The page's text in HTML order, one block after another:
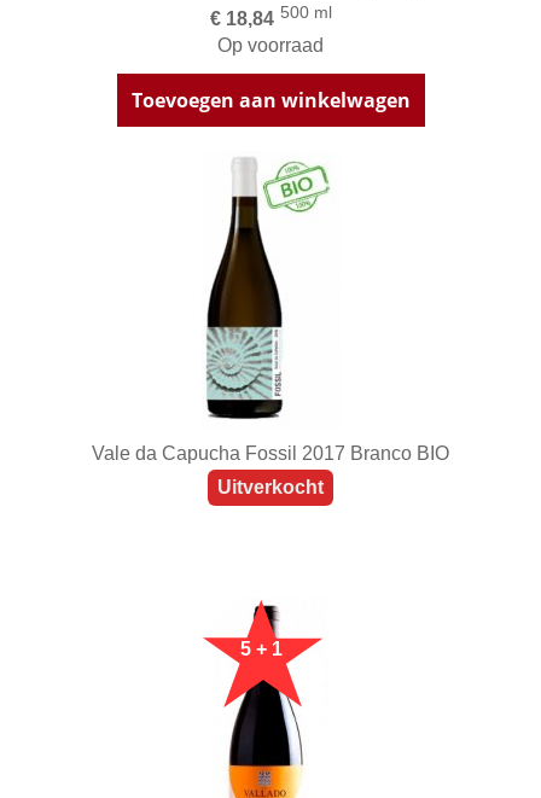
€ 18,84 500 ml
Op voorraad
Toevoegen aan winkelwagen
Vale da Capucha Fossil 2017 Branco BIO
Uitverkocht